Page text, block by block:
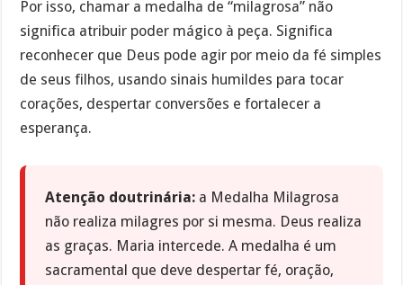
Por isso, chamar a medalha de “milagrosa” não
significa atribuir poder mágico à peça. Significa
reconhecer que Deus pode agir por meio da fé simples
de seus filhos, usando sinais humildes para tocar
corações, despertar conversões e fortalecer a
esperança.
Atenção doutrinária: a Medalha Milagrosa
não realiza milagres por si mesma. Deus realiza
as graças. Maria intercede. A medalha é um
sacramental que deve despertar fé, oração,